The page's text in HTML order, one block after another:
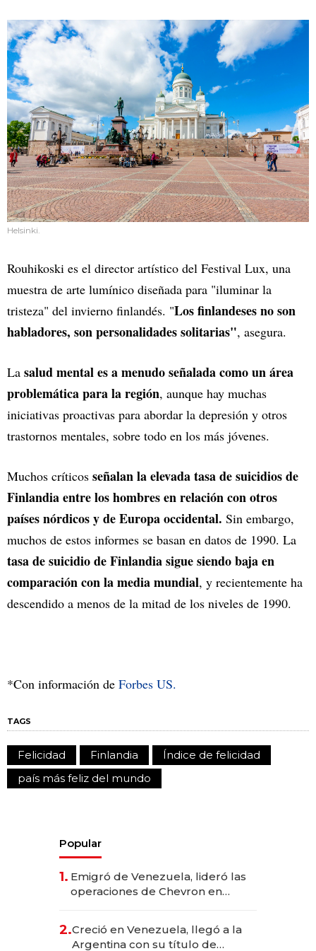
Helsinki.
Rouhikoski es el director artístico del Festival Lux, una
muestra de arte lumínico diseñada para "iluminar la
tristeza" del invierno finlandés. "Los finlandeses no son
habladores, son personalidades solitarias", asegura.
La salud mental es a menudo señalada como un área
problemática para la región, aunque hay muchas
iniciativas proactivas para abordar la depresión y otros
trastornos mentales, sobre todo en los más jóvenes.
Muchos críticos señalan la elevada tasa de suicidios de
Finlandia entre los hombres en relación con otros
países nórdicos y de Europa occidental. Sin embargo,
muchos de estos informes se basan en datos de 1990. La
tasa de suicidio de Finlandia sigue siendo baja en
comparación con la media mundial, y recientemente ha
descendido a menos de la mitad de los niveles de 1990.
*Con información de Forbes US.
TAGS
Felicidad Finlandia
Índice de felicidad
país más feliz del mundo
Popular
1. Emigró de Venezuela, lideró las
operaciones de Chevron en
2.Creció en Venezuela, llegó a la
Argentina con su título de